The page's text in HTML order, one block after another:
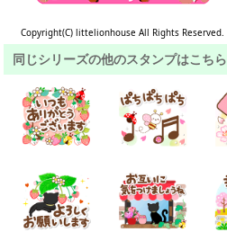
Copyright(C) littelionhouse All Rights Reserved.
同じシリーズの他のスタンプはこちら